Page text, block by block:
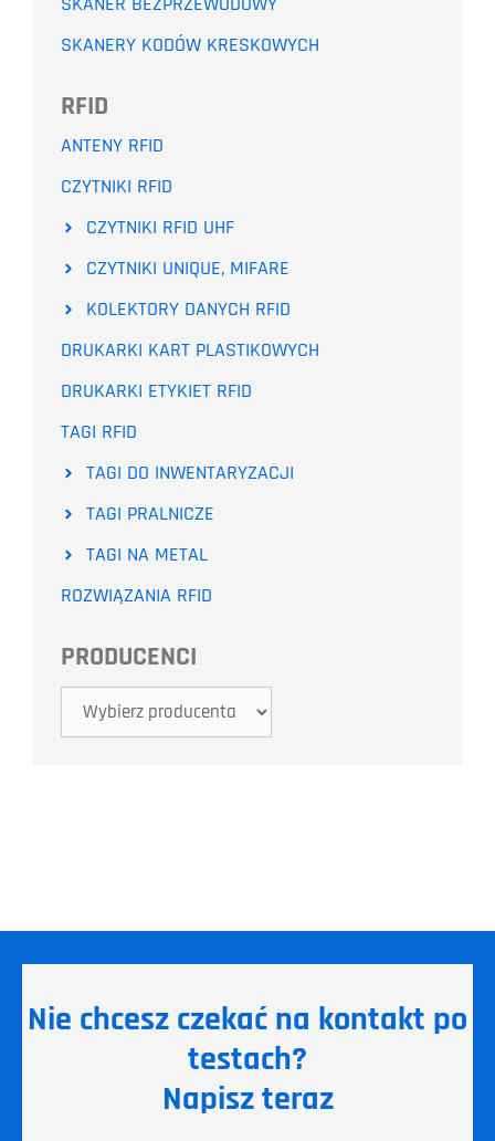
SKANERY KODÓW KRESKOWYCH
RFID
ANTENY RFID
CZYTNIKI RFID
CZYTNIKI RFID UHF
CZYTNIKI UNIQUE, MIFARE
KOLEKTORY DANYCH RFID
DRUKARKI KART PLASTIKOWYCH
DRUKARKI ETYKIET RFID
TAGI RFID
TAGI DO INWENTARYZACJI
TAGI PRALNICZE
TAGI NA METAL
ROZWIĄZANIA RFID
PRODUCENCI
Nie chcesz czekać na kontakt po
testach?
Napisz teraz